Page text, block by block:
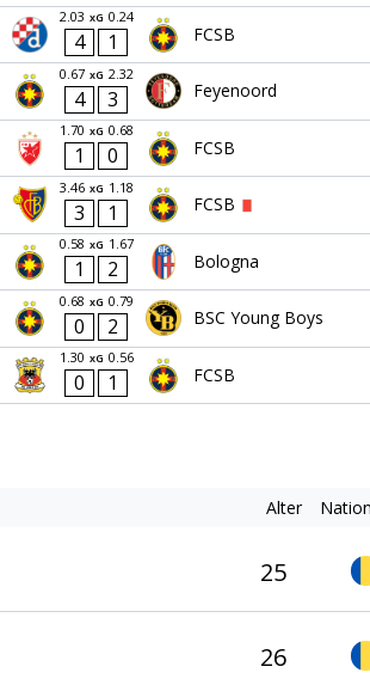
2.03 xG 0.24
4 1 FCSB
0.67 xG 2.32
4 3 Feyenoord
1.70 xG 0.68
1 0 FCSB
3.46 xG 1.18
3 1 FCSB
0.58 xG 1.67
1 2 Bologna
0.68 xG 0.79
0 2 BSC Young Boys
1.30 xG 0.56
0 1 FCSB
Alter
25
26